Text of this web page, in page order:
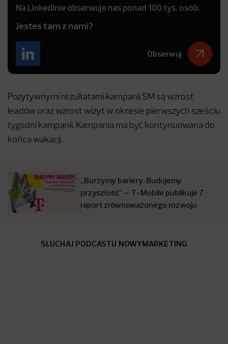
Na LinkedInie obserwuje nas ponad 100 tys. osób.
Jesteś tam z nami?
Obserwuj
Pozytywnymi rezultatami kampanii SM są wzrost
leadów oraz wzrost wizyt w okresie pierwszych sześciu
tygodni kampanii. Kampania ma być kontynuowana do
końca wakacji.
„Burzymy bariery. Budujemy
przyszłość” – T-Mobile publikuje 7
raport zrównoważonego rozwoju
SŁUCHAJ PODCASTU NOWYMARKETING